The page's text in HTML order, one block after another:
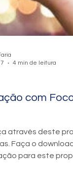
com
através deste
Faça o
para este
4 min de leitura